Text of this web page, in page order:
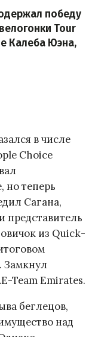
победу
Tour
Калеба Юэна,
в числе
Choice
но теперь
Сагана,
представитель
из Quick-
Замкнул
Team Emirates.
беглецов,
над